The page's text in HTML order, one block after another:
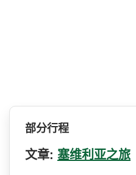
部分行程
文章: 塞维利亚之旅